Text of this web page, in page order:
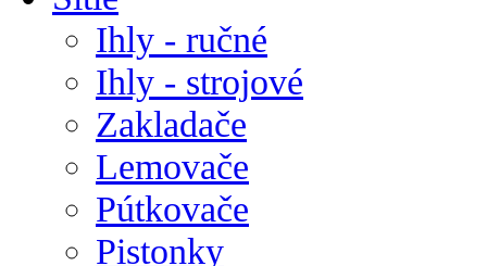
Ihly - ručné
Ihly - strojové
Zakladače
Lemovače
Pútkovače
Pistonky